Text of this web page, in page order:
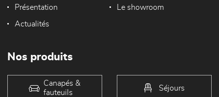
Présentation Le showroom
Actualités
Nos produits
Canapés &
fauteuils
Séjours